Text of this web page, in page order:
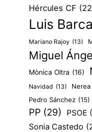
Hércules CF
Luis
Mariano Rajoy (13)
Miguel
Mònica Oltra (16)
Navidad (13)
Pedro Sánchez (15)
PP (29) PSOE
Sonia Castedo